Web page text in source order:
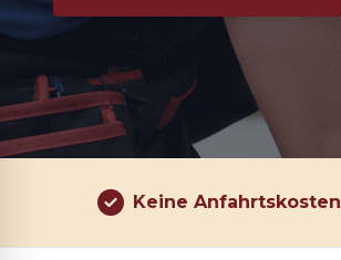
Keine Anfahrtskosten